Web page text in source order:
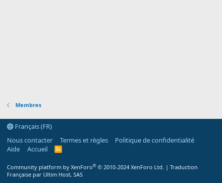
Membres
Français (FR)
Nous contacter
Termes et règles
Politique de confidentialité
Aide
Accueil
R
Community platform by XenForo® © 2010-2024 XenForo Ltd. | Traduction
Française par Ultim Host, SAS